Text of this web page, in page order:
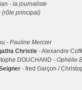
- la journaliste
(rôle principal)
- Pauline Mercier
Christie - Alexandre
DOUCHAND - Ophélie
- fred Garçon /